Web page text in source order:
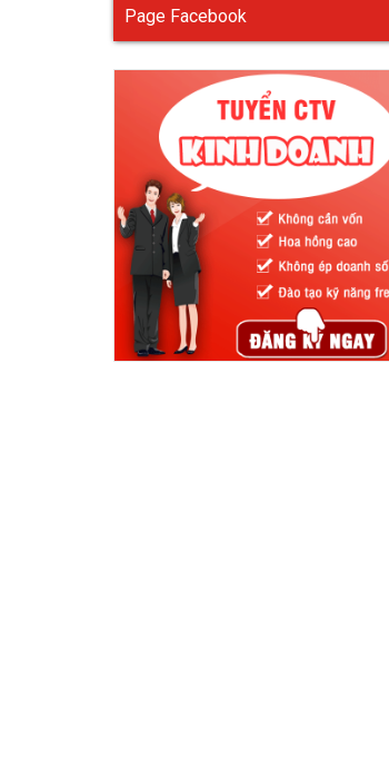
Page Facebook